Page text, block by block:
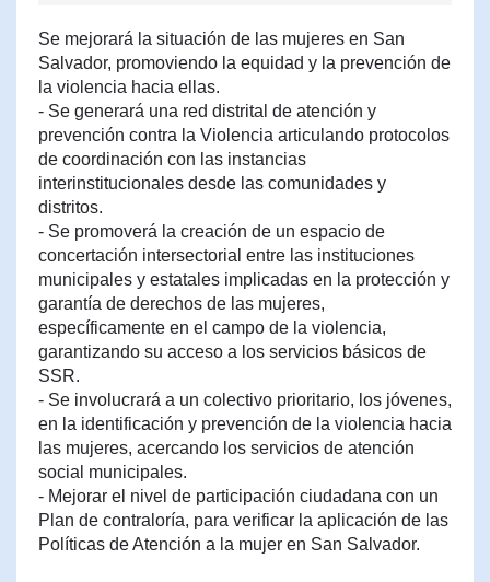
Se mejorará la situación de las mujeres en San
Salvador, promoviendo la equidad y la prevención de
la violencia hacia ellas.
- Se generará una red distrital de atención y
prevención contra la Violencia articulando protocolos
de coordinación con las instancias
interinstitucionales desde las comunidades y
distritos.
- Se promoverá la creación de un espacio de
concertación intersectorial entre las instituciones
municipales y estatales implicadas en la protección y
garantía de derechos de las mujeres,
específicamente en el campo de la violencia,
garantizando su acceso a los servicios básicos de
SSR.
- Se involucrará a un colectivo prioritario, los jóvenes,
en la identificación y prevención de la violencia hacia
las mujeres, acercando los servicios de atención
social municipales.
- Mejorar el nivel de participación ciudadana con un
Plan de contraloría, para verificar la aplicación de las
Políticas de Atención a la mujer en San Salvador.